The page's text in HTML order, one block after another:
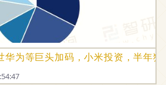
华为等巨头加码，小米投资，半年